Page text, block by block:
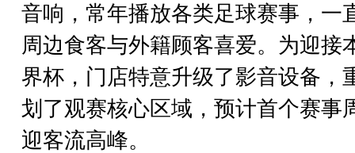
音响，常年播放各类足球赛事，一
周边食客与外籍顾客喜爱。为迎接
界杯，门店特意升级了影音设备，
划了观赛核心区域，预计首个赛事
迎客流高峰。